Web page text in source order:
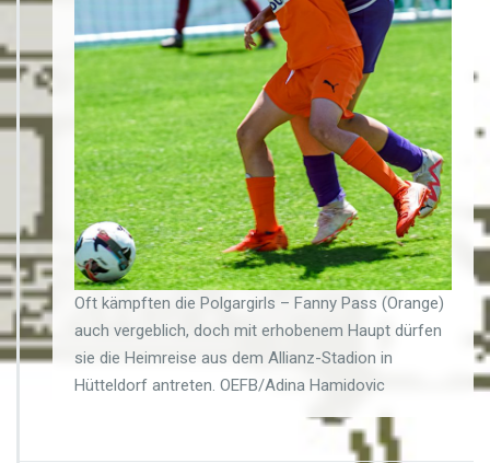
Oft kämpften die Polgargirls – Fanny Pass (Orange)
auch vergeblich, doch mit erhobenem Haupt dürfen
sie die Heimreise aus dem Allianz-Stadion in
Hütteldorf antreten. OEFB/Adina Hamidovic